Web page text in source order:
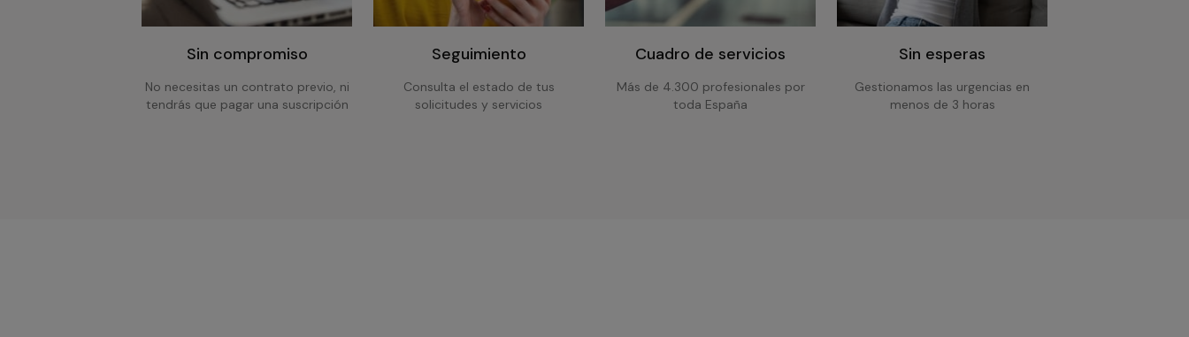
Sin compromiso
No necesitas un contrato previo, ni
tendrás que pagar una suscripción
Seguimiento
Consulta el estado de tus
solicitudes y servicios
Cuadro de servicios
Más de 4.300 profesionales por
toda España
Sin esperas
Gestionamos las urgencias en
menos de 3 horas